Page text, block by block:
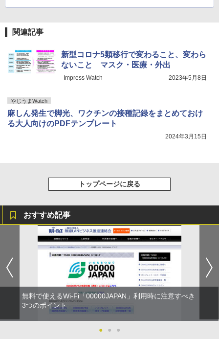
関連記事
新型コロナ5類移行で変わること、変わら
ないこと マスク・医療・外出
Impress Watch 2023年5月8日
やじうまWatch
麻しん発生で脚光、ワクチンの接種記録をまとめておけ
る大人向けのPDFテンプレート
2024年3月15日
トップページに戻る
おすすめ記事
無料で使えるWi-Fi「00000JAPAN」利用時に注意すべき
3つのポイント
● ● ●